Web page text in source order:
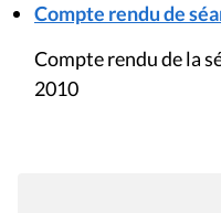
Compte rendu de
Compte rendu de la
2010